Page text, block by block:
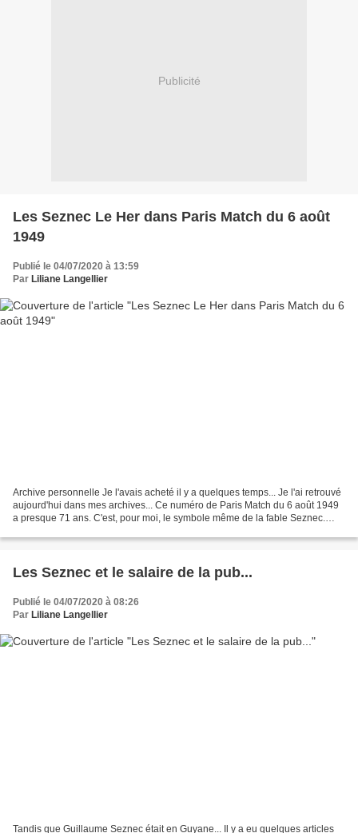
Publicité
Les Seznec Le Her dans Paris Match du 6 août
1949
Publié le 04/07/2020 à 13:59
Par Liliane Langellier
Archive personnelle Je l'avais acheté il y a quelques temps... Je l'ai retrouvé
aujourd'hui dans mes archives... Ce numéro de Paris Match du 6 août 1949
a presque 71 ans. C'est, pour moi, le symbole même de la fable Seznec.
Les Seznec et le salaire de la pub...
Publié le 04/07/2020 à 08:26
Par Liliane Langellier
Tandis que Guillaume Seznec était en Guyane... Il y a eu quelques articles